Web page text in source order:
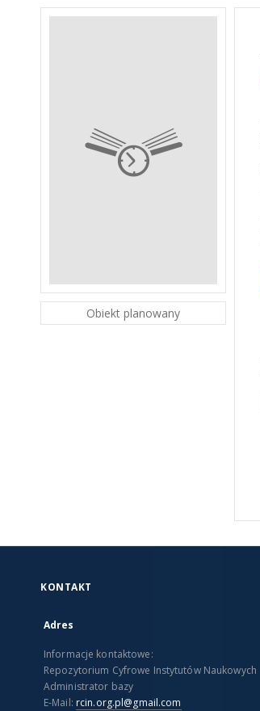
Obiekt planowany
KONTAKT
Adres
Informacje kontaktowe:
Repozytorium Cyfrowe Instytutów Naukowych
Administrator bazy
E-Mail: rcin.org.pl@gmail.com